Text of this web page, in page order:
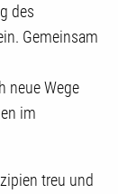
des
Gemeinsam
neue Wege
im
treu und